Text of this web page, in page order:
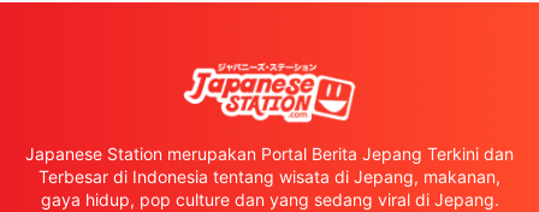
Japanese Station merupakan Portal Berita Jepang Terkini dan
Terbesar di Indonesia tentang wisata di Jepang, makanan,
gaya hidup, pop culture dan yang sedang viral di Jepang.